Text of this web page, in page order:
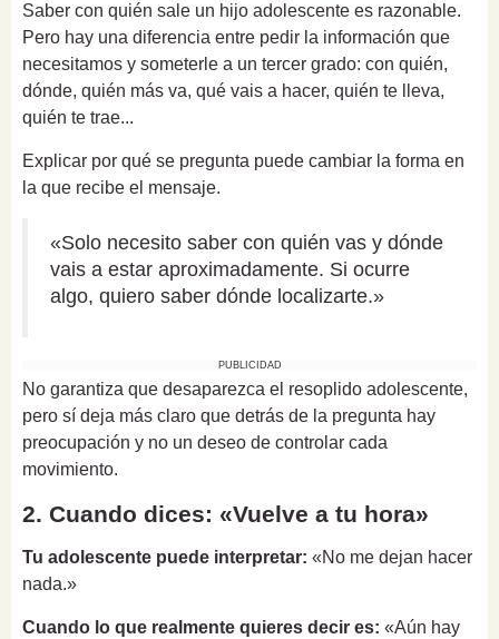
Saber con quién sale un hijo adolescente es razonable.
Pero hay una diferencia entre pedir la información que
necesitamos y someterle a un tercer grado: con quién,
dónde, quién más va, qué vais a hacer, quién te lleva,
quién te trae...
Explicar por qué se pregunta puede cambiar la forma en
la que recibe el mensaje.
«Solo necesito saber con quién vas y dónde
vais a estar aproximadamente. Si ocurre
algo, quiero saber dónde localizarte.»
PUBLICIDAD
No garantiza que desaparezca el resoplido adolescente,
pero sí deja más claro que detrás de la pregunta hay
preocupación y no un deseo de controlar cada
movimiento.
2. Cuando dices: «Vuelve a tu hora»
Tu adolescente puede interpretar: «No me dejan hacer
nada.»
Cuando lo que realmente quieres decir es: «Aún hay